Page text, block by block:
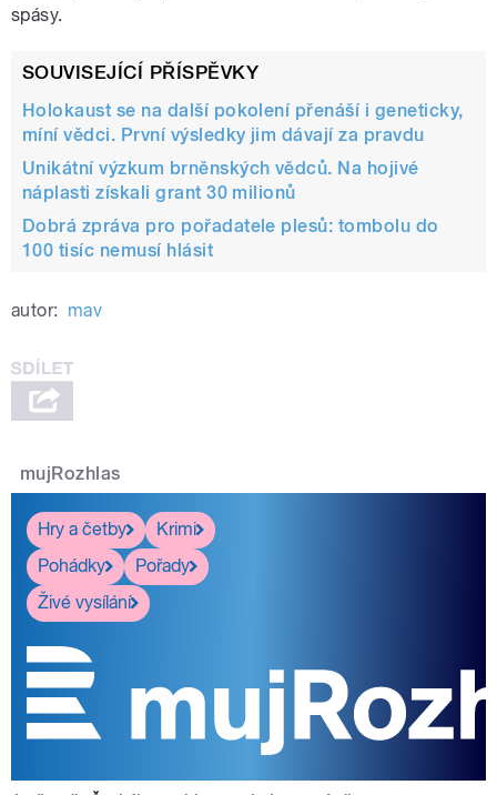
spásy.
SOUVISEJÍCÍ PŘÍSPĚVKY
Holokaust se na další pokolení přenáší i geneticky,
míní vědci. První výsledky jim dávají za pravdu
Unikátní výzkum brněnských vědců. Na hojivé
náplasti získali grant 30 milionů
Dobrá zpráva pro pořadatele plesů: tombolu do
100 tisíc nemusí hlásit
autor: mav
mujRozhlas
Hry a četby
Krimi
Pohádky
Pořady
Živé vysílání